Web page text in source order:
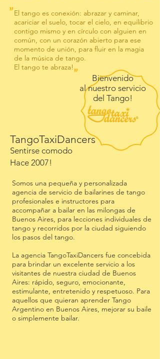
Bienvenido
al nuestro servicio
del Tango!
"El tango es conexión: abrazar y caminar,
acariciar el suelo, tocar el cielo, en equilibrio
contigo mismo y en círculo con alguien en
común, con un corazón abierto para ese
momento de unión, para fluir en la magia
de la música de tango.
El tango te abraza!"
TangoTaxiDancers
Sentirse comodo
Hace 2007!
Somos una pequeña y personalizada
agencia de servicio de bailarines de tango
profesionales e instructores para
accompañar a bailar en las milongas de
Buenos Aires, para lecciones individuales de
tango y recorridos por la ciudad siguiendo
los pasos del tango.
La agencia TangoTaxiDancers fue concebida
para brindar un excelente servicio a los
visitantes de nuestra ciudad de Buenos
Aires: rápido, seguro, emocionante,
estimulante, entretenido y respetuoso. Para
aquellos que quieran aprender Tango
Argentino en Buenos Aires, mejorar su baile
o simplemente bailar.